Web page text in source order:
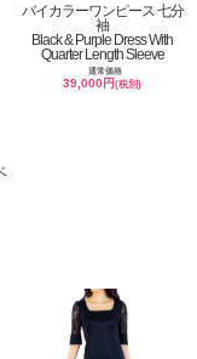
バイカラーワンピース 七分
袖
Black & Purple Dress With
Quarter Length Sleeve
通常価格
39,000円(税別)